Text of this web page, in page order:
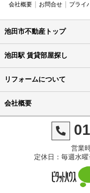
会社概要
お問合せ プライ
池田市不動産トップ
池田駅 賃貸部屋探し
リフォームについて
会社概要
営業
定休日：毎週水